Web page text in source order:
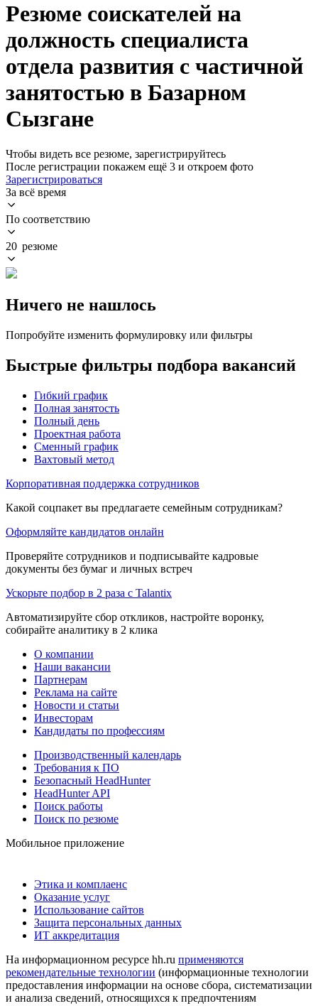
Резюме соискателей на
должность специалиста
отдела развития с частичной
занятостью в Базарном
Сызгане
Чтобы видеть все резюме, зарегистрируйтесь
После регистрации покажем ещё 3 и откроем фото
Зарегистрироваться
За всё время
По соответствию
20 резюме
Ничего не нашлось
Попробуйте изменить формулировку или фильтры
Быстрые фильтры подбора вакансий
Гибкий график
Полная занятость
Полный день
Проектная работа
Сменный график
Вахтовый метод
Корпоративная поддержка сотрудников
Какой соцпакет вы предлагаете семейным сотрудникам?
Оформляйте кандидатов онлайн
Проверяйте сотрудников и подписывайте кадровые
документы без бумаг и личных встреч
Ускорьте подбор в 2 раза с Talantix
Автоматизируйте сбор откликов, настройте воронку,
собирайте аналитику в 2 клика
О компании
Наши вакансии
Партнерам
Реклама на сайте
Новости и статьи
Инвесторам
Кандидаты по профессиям
Производственный календарь
Требования к ПО
Безопасный HeadHunter
HeadHunter API
Поиск работы
Поиск по резюме
Мобильное приложение
Этика и комплаенс
Оказание услуг
Использование сайтов
Защита персональных данных
ИТ аккредитация
На информационном ресурсе hh.ru применяются
рекомендательные технологии (информационные технологии
предоставления информации на основе сбора, систематизации
и анализа сведений, относящихся к предпочтениям